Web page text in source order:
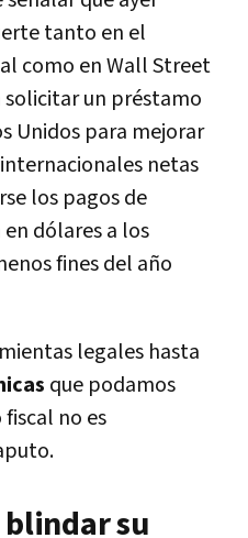
tanto en el
como en Wall Street
un préstamo
Unidos para mejorar
netas
los pagos de
dólares a los
fines del año
legales hasta
que podamos
no es
su